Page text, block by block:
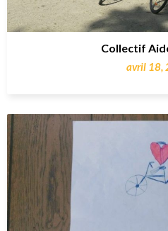
Collectif
avril 18,